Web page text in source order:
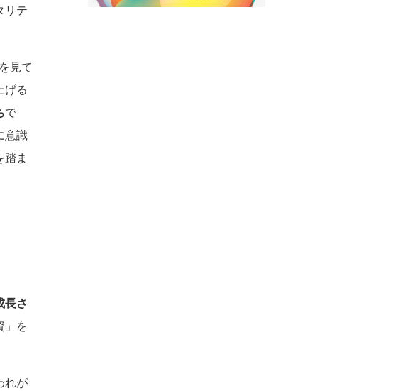
リテ
見て
げる
で
意識
ま
長さ
」を
れが